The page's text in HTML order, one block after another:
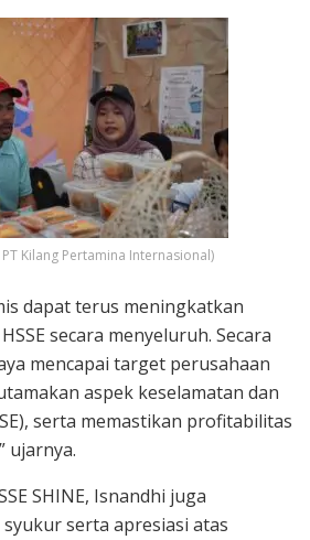
Kilang Pertamina Internasional)
dapat terus meningkatkan
secara menyeluruh. Secara
mencapai target perusahaan
aspek keselamatan dan
serta memastikan profitabilitas
ujarnya.
SHINE, Isnandhi juga
serta apresiasi atas